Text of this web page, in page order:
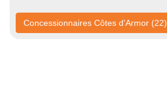
Concessionnaires Côtes d'Armor (22)